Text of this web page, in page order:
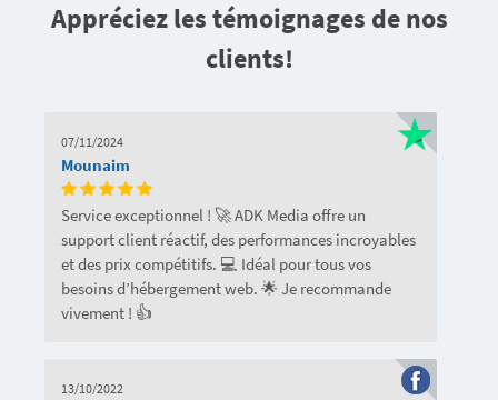
Appréciez les témoignages de nos
clients!
07/11/2024
Mounaim
Service exceptionnel ! 🚀 ADK Media offre un
support client réactif, des performances incroyables
et des prix compétitifs. 💻 Idéal pour tous vos
besoins d’hébergement web. 🌟 Je recommande
vivement ! 👍
13/10/2022